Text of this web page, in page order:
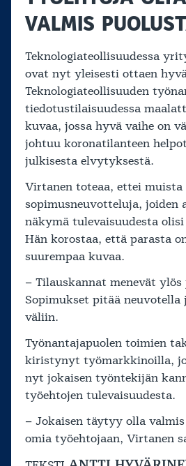
VALMIS
Teknologiateollisuudessa
ovat nyt yleisesti ottaen
Teknologiateollisuuden
tiedotustilaisuudessa
kuvaa, jossa hyvä vaihe on
johtuu koronatilanteen
julkisesta elvytyksestä.
Virtanen toteaa, ettei muista
sopimusneuvotteluja, joiden
näkymä tulevaisuudesta
Hän korostaa, että parasta
suurempaa kuvaa.
– Tilauskannat menevät ylös
Sopimukset pitää neuvotella
väliin.
Työnantajapuolen toimien
kiristynyt työmarkkinoilla,
nyt jokaisen työntekijän
työehtojen tulevaisuudesta.
– Jokaisen täytyy olla
omia työehtojaan, Virtanen